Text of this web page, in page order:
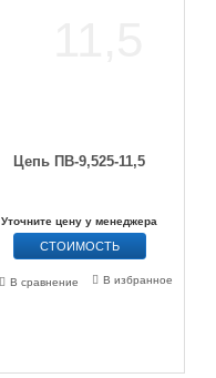
Цепь ПВ-9,525-11,5
Уточните цену у менеджера
СТОИМОСТЬ
В избранное
В сравнение